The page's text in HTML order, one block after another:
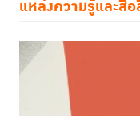
แหล่งความรู้และสื่